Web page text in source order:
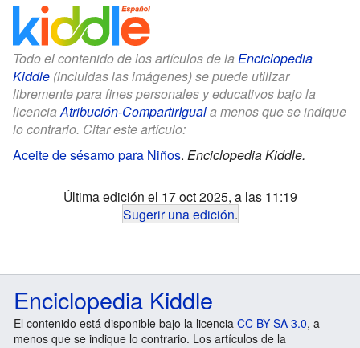
Todo el contenido de los artículos de la Enciclopedia
Kiddle (incluidas las imágenes) se puede utilizar
libremente para fines personales y educativos bajo la
licenciaAtribución-CompartirIguala menos que se indique
lo contrario. Citar este artículo:
Aceite de sésamo para Niños. Enciclopedia Kiddle.
Última edición el 17 oct 2025, a las 11:19
Sugerir una edición.
Enciclopedia Kiddle
El contenido está disponible bajo la licencia CC BY-SA 3.0, a
menos que se indique lo contrario. Los artículos de la